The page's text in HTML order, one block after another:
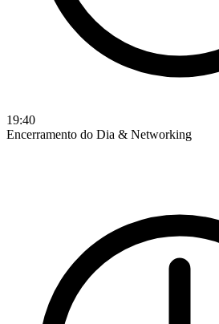
19:40
Encerramento do Dia & Networking